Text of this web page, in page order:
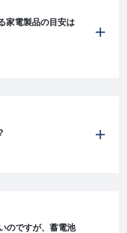
家電製品の目安は
のですが、蓄電池